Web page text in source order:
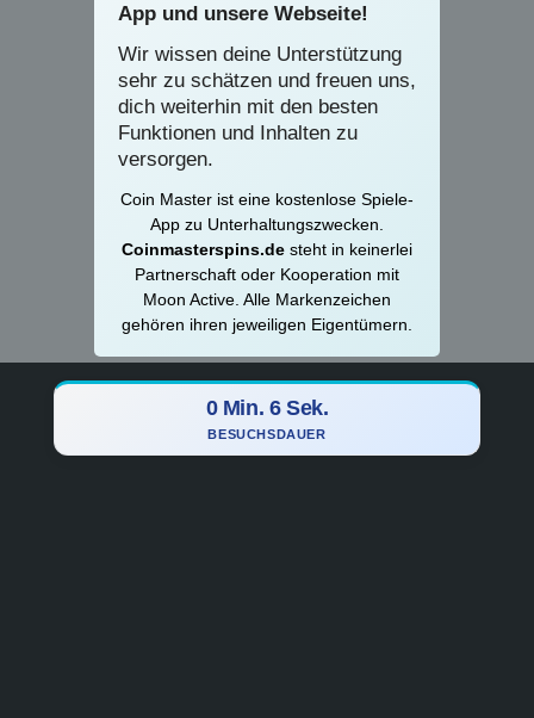
App und unsere Webseite!
Wir wissen deine Unterstützung
sehr zu schätzen und freuen uns,
dich weiterhin mit den besten
Funktionen und Inhalten zu
versorgen.
Coin Master ist eine kostenlose Spiele-
App zu Unterhaltungszwecken.
Coinmasterspins.de steht in keinerlei
Partnerschaft oder Kooperation mit
Moon Active. Alle Markenzeichen
gehören ihren jeweiligen Eigentümern.
0 Min. 7 Sek.
BESUCHSDAUER